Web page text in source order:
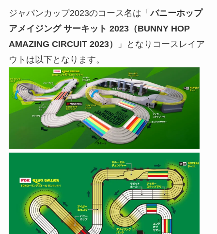
ジャパンカップ2023のコース名は「バニーホップ
アメイジング サーキット 2023（BUNNY HOP
AMAZING CIRCUIT 2023）
」となりコースレイア
ウトは以下となります。